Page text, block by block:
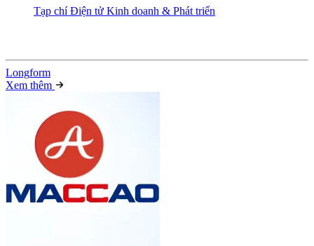
Tạp chí Điện tử Kinh doanh & Phát triển
Longform
Xem thêm